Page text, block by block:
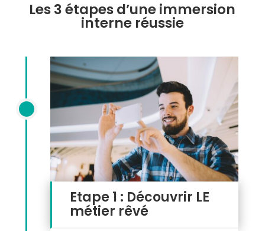
Les 3 étapes d’une immersion
interne réussie
Etape 1 : Découvrir LE
métier rêvé